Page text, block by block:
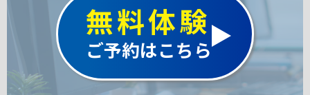
無料体験
ご予約はこちら